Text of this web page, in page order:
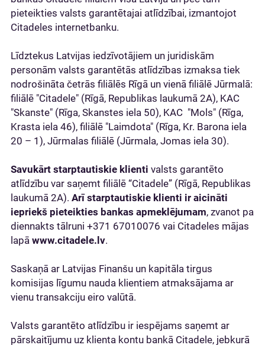
pieteikties valsts garantētajai atlīdzībai, izmantojot
Citadeles internetbanku.
Līdztekus Latvijas iedzīvotājiem un juridiskām
personām valsts garantētās atlīdzības izmaksa tiek
nodrošināta četrās filiālēs Rīgā un vienā filiālē Jūrmalā:
filiālē "Citadele" (Rīgā, Republikas laukumā 2A), KAC
"Skanste" (Rīga, Skanstes iela 50), KAC "Mols" (Rīga,
Krasta iela 46), filiālē "Laimdota" (Rīga, Kr. Barona iela
20 – 1), Jūrmalas filiālē (Jūrmala, Jomas iela 30).
Savukārt starptautiskie klienti valsts garantēto
atlīdzību var saņemt filiālē “Citadele” (Rīgā, Republikas
laukumā 2A). Arī starptautiskie klienti ir aicināti
iepriekš pieteikties bankas apmeklējumam, zvanot pa
diennakts tālruni +371 67010076 vai Citadeles mājas
lapā www.citadele.lv.
Saskaņā ar Latvijas Finanšu un kapitāla tirgus
komisijas līgumu nauda klientiem atmaksājama ar
vienu transakciju eiro valūtā.
Valsts garantēto atlīdzību ir iespējams saņemt ar
pārskaitījumu uz klienta kontu bankā Citadele, jebkurā